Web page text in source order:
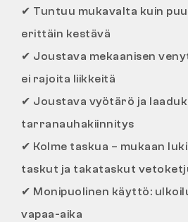
✔ Tuntuu mukavalta kuin
erittäin kestävä
✔ Joustava mekaanisen
ei rajoita liikkeitä
✔ Joustava vyötärö ja
tarranauhakiinnitys
✔ Kolme taskua – mukaan
taskut ja takataskut
✔ Monipuolinen käyttö:
vapaa-aika